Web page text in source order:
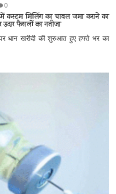
0
मिलिंग का चावल जमा कराने का
उदार फैसलों का नतीजा
धान खरीदी की शुरुआत हुए हफ्ते भर का